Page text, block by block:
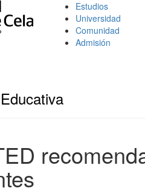
Estudios
Universidad
Comunidad
Admisión